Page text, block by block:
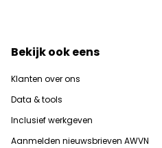
Bekijk ook eens
Klanten over ons
Data & tools
Inclusief werkgeven
Aanmelden nieuwsbrieven AWVN